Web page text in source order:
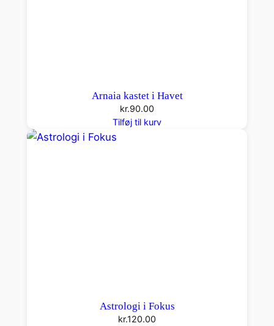
Arnaia kastet i Havet
kr.90.00
Tilføj til kurv
Astrologi i Fokus
kr.120.00